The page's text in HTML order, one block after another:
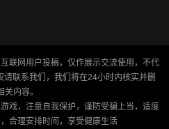
联网用户投稿，仅作展示交流使用，不代
联系我们，我们将在24小时内核实并删
关内容。
戏，注意自我保护，谨防受骗上当，适度
合理安排时间，享受健康生活